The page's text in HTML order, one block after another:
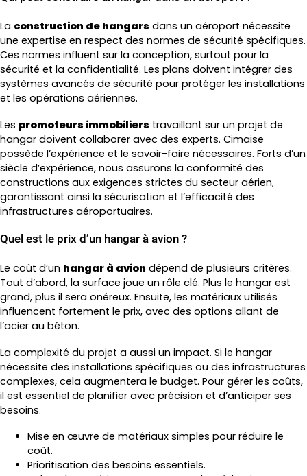
La construction de hangars dans un aéroport nécessite
une expertise en respect des normes de sécurité spécifiques.
Ces normes influent sur la conception, surtout pour la
sécurité et la confidentialité. Les plans doivent intégrer des
systèmes avancés de sécurité pour protéger les installations
et les opérations aériennes.
Les promoteurs immobiliers travaillant sur un projet de
hangar doivent collaborer avec des experts. Cimaise
possède l’expérience et le savoir-faire nécessaires. Forts d’un
siècle d’expérience, nous assurons la conformité des
constructions aux exigences strictes du secteur aérien,
garantissant ainsi la sécurisation et l’efficacité des
infrastructures aéroportuaires.
Quel est le prix d’un hangar à avion ?
Le coût d’un hangar à avion dépend de plusieurs critères.
Tout d’abord, la surface joue un rôle clé. Plus le hangar est
grand, plus il sera onéreux. Ensuite, les matériaux utilisés
influencent fortement le prix, avec des options allant de
l’acier au béton.
La complexité du projet a aussi un impact. Si le hangar
nécessite des installations spécifiques ou des infrastructures
complexes, cela augmentera le budget. Pour gérer les coûts,
il est essentiel de planifier avec précision et d’anticiper ses
besoins.
Mise en œuvre de matériaux simples pour réduire le
coût.
Prioritisation des besoins essentiels.